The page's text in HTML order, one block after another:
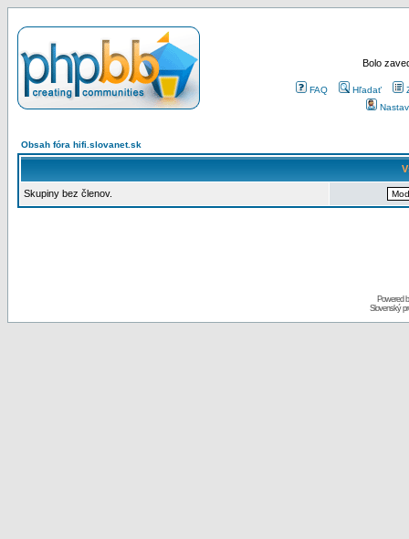
Bolo
FAQ Hľadať
Obsah fóra hifi.slovanet.sk
Skupiny bez členov.
Powered
Slovenský